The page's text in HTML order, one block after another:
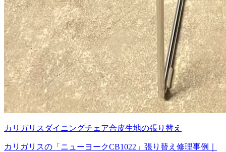
カリガリス ダイニングチェア合皮生地の張り替え
カリガリスの「ニューヨークCB1022」張り替え修理事例｜